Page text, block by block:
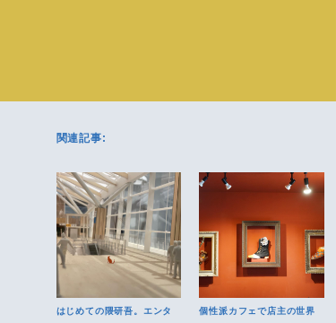
関連記事:
はじめての隈研吾。エンタ
個性派カフェで店主の世界